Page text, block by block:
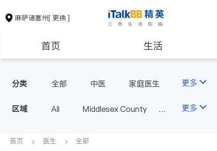
麻萨诸塞州[ 更换 ]
首页 生活
保险理财 房地产租售
银行贷款
分类 全部 中医
家庭医生
眼科
妇科
儿科
肠胃肝脏科
更多
区域 All
Middlesex County
Norfolk County - Quincy
更多
首页 医生 全部